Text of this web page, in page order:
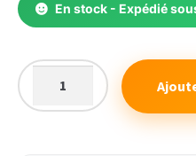
En stock - Expédié
quantité
de